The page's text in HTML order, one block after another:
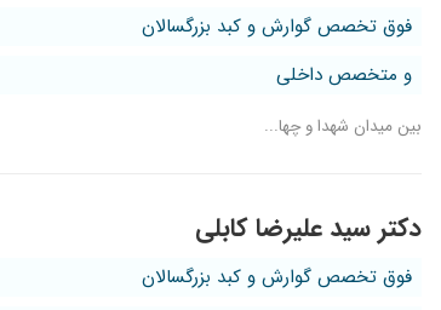
فوق تخصص گوارش و کبد بزرگسالان
و متخصص داخلی
بین میدان شهدا و چها...
دکتر سید علیرضا کابلی
فوق تخصص گوارش و کبد بزرگسالان